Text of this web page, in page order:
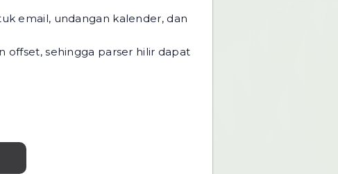
email, undangan kalender, dan
offset, sehingga parser hilir dapat